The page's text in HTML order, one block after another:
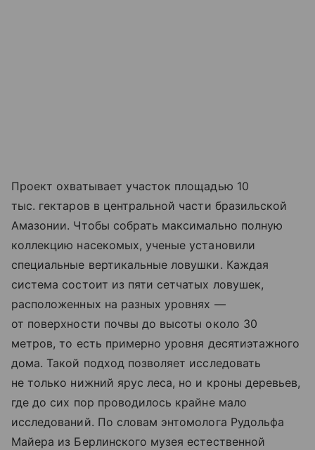
Проект охватывает участок площадью 10
тыс. гектаров в центральной части бразильской
Амазонии. Чтобы собрать максимально полную
коллекцию насекомых, ученые установили
специальные вертикальные ловушки. Каждая
система состоит из пяти сетчатых ловушек,
расположенных на разных уровнях —
от поверхности почвы до высоты около 30
метров, то есть примерно уровня десятиэтажного
дома. Такой подход позволяет исследовать
не только нижний ярус леса, но и кроны деревьев,
где до сих пор проводилось крайне мало
исследований. По словам энтомолога Рудольфа
Майера из Берлинского музея естественной